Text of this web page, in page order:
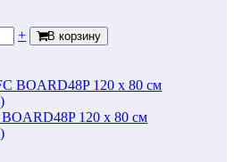
+ В корзину
120 х 80 см